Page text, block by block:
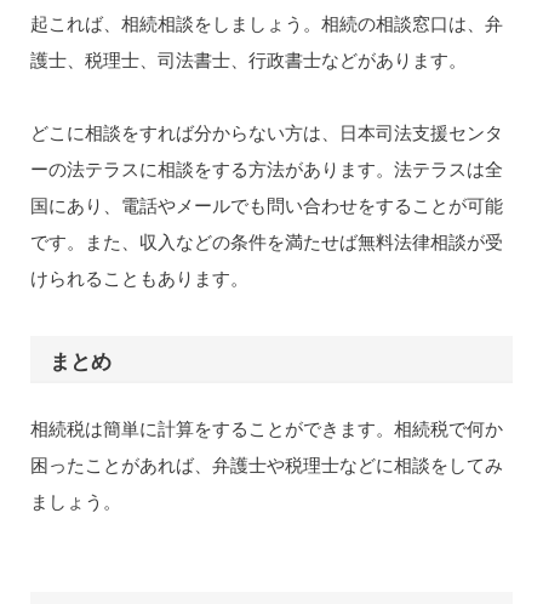
起これば、相続相談をしましょう。相続の相談窓口は、弁
護士、税理士、司法書士、行政書士などがあります。
どこに相談をすれば分からない方は、日本司法支援センタ
ーの法テラスに相談をする方法があります。法テラスは全
国にあり、電話やメールでも問い合わせをすることが可能
です。また、収入などの条件を満たせば無料法律相談が受
けられることもあります。
まとめ
相続税は簡単に計算をすることができます。相続税で何か
困ったことがあれば、弁護士や税理士などに相談をしてみ
ましょう。